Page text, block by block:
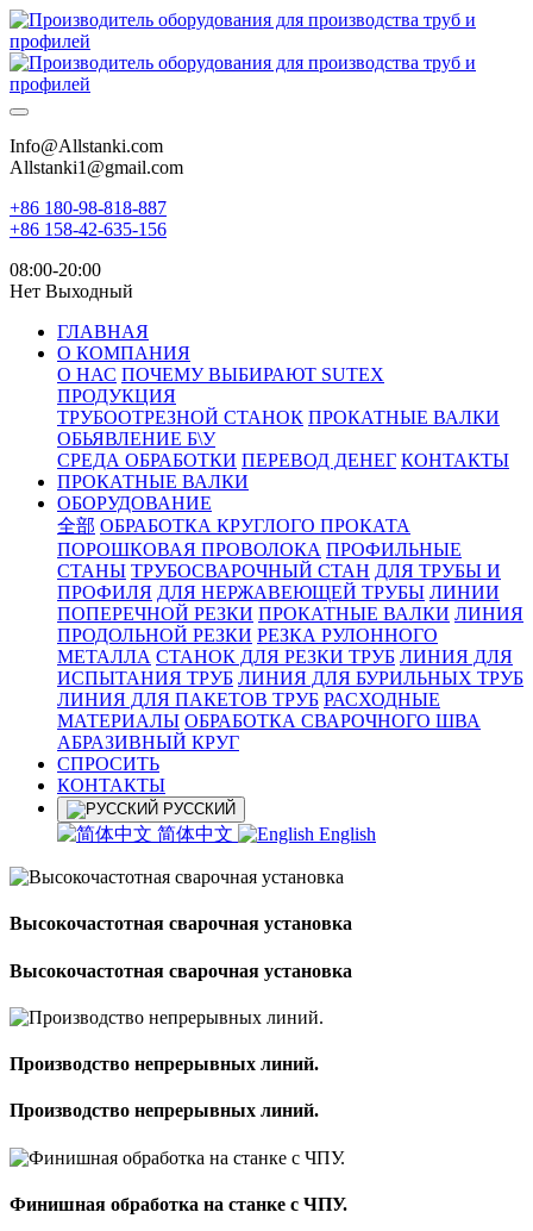
Info@Allstanki.com
Allstanki1@gmail.com
+86 180-98-818-887
+86 158-42-635-156
08:00-20:00
Нет Выходный
ГЛАВНАЯ
О КОМПАНИЯ
О НАС ПОЧЕМУ ВЫБИРАЮТ SUTEX
ПРОДУКЦИЯ
ТРУБООТРЕЗНОЙ СТАНОК ПРОКАТНЫЕ ВАЛКИ
ОБЬЯВЛЕНИЕ Б\У
СРЕДА ОБРАБОТКИ ПЕРЕВОД ДЕНЕГ КОНТАКТЫ
ПРОКАТНЫЕ ВАЛКИ
ОБОРУДОВАНИЕ
全部 ОБРАБОТКА КРУГЛОГО ПРОКАТА
ПОРОШКОВАЯ ПРОВОЛОКА ПРОФИЛЬНЫЕ
СТАНЫ ТРУБОСВАРОЧНЫЙ СТАН ДЛЯ ТРУБЫ И
ПРОФИЛЯ ДЛЯ НЕРЖАВЕЮЩЕЙ ТРУБЫ ЛИНИИ
ПОПЕРЕЧНОЙ РЕЗКИ ПРОКАТНЫЕ ВАЛКИ ЛИНИЯ
ПРОДОЛЬНОЙ РЕЗКИ РЕЗКА РУЛОННОГО
МЕТАЛЛА СТАНОК ДЛЯ РЕЗКИ ТРУБ ЛИНИЯ ДЛЯ
ИСПЫТАНИЯ ТРУБ ЛИНИЯ ДЛЯ БУРИЛЬНЫХ ТРУБ
ЛИНИЯ ДЛЯ ПАКЕТОВ ТРУБ РАСХОДНЫЕ
МАТЕРИАЛЫ OБРАБОТКА СВАРОЧНОГО ШВА
АБРАЗИВНЫЙ КРУГ
СПРОСИТЬ
КОНТАКТЫ
РУССКИЙ
简体中文 English
Высокочастотная сварочная установка
Высокочастотная сварочная установка
Производство непрерывных линий.
Производство непрерывных линий.
Финишная обработка на станке с ЧПУ.